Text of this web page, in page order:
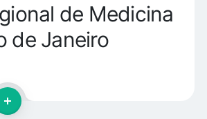
de Medicina
de Janeiro